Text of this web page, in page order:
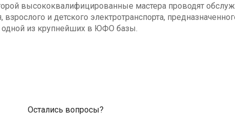
высококвалифицированные мастера проводят
и детского электротранспорта,
одной из крупнейших в ЮФО базы.
Остались вопросы?